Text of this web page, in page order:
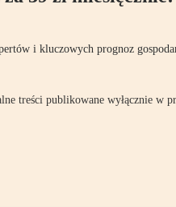
i kluczowych prognoz
treści publikowane wyłącznie w